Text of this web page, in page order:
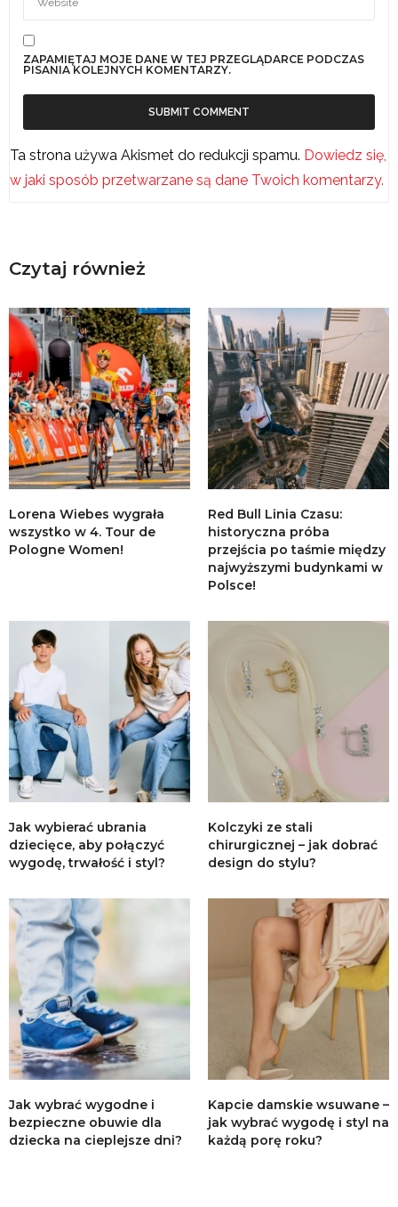
ZAPAMIĘTAJ MOJE DANE W TEJ PRZEGLĄDARCE PODCZAS
PISANIA KOLEJNYCH KOMENTARZY.
Ta strona używa Akismet do redukcji spamu. Dowiedz się,
w jaki sposób przetwarzane są dane Twoich komentarzy.
Czytaj również
Lorena Wiebes wygrała
wszystko w 4. Tour de
Pologne Women!
Red Bull Linia Czasu:
historyczna próba
przejścia po taśmie między
najwyższymi budynkami w
Polsce!
Jak wybierać ubrania
dziecięce, aby połączyć
wygodę, trwałość i styl?
Kolczyki ze stali
chirurgicznej – jak dobrać
design do stylu?
Jak wybrać wygodne i
bezpieczne obuwie dla
dziecka na cieplejsze dni?
Kapcie damskie wsuwane –
jak wybrać wygodę i styl na
każdą porę roku?